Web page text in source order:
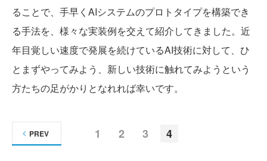
ることで、手早くAIシステムのプロトタイプを構築でき
る手法を、様々な実装例を交えて紹介してきました。近
年目覚しい速度で発展を続けているAI技術に対して、ひ
とまずやってみよう、新しい技術に触れてみようという
方たちの足がかりとなれれば幸いです。
1 2 3 4
PREV